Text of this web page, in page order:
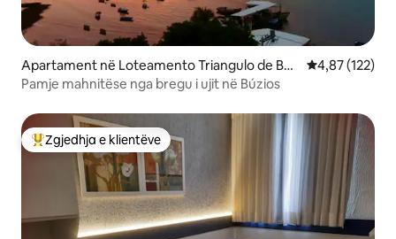
Apartament në Loteamento Triangulo de Buz
ios
Vlerësimi
4,87 (122)
Pamje mahnitëse nga bregu i ujit në Búzios
Më të mirat e zgjedhjeve të klientëve
Zgjedhja e klientëve